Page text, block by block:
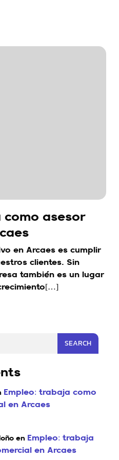
SEARCH
Empleo: trabaja como
en Arcaes
en Empleo: trabaja
en Arcaes
como asesor
en Arcaes es cumplir
clientes. Sin
también es un lugar